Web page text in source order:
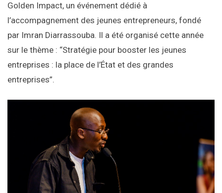
Golden Impact, un événement dédié à
l’accompagnement des jeunes entrepreneurs, fondé
par Imran Diarrassouba. Il a été organisé cette année
sur le thème : “Stratégie pour booster les jeunes
entreprises : la place de l’État et des grandes
entreprises”.